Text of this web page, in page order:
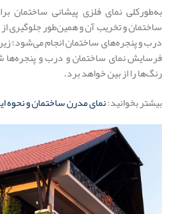
به‌طورکلی نمای فلزی پیشانی ساختمان
ساختمان و تخریب آن و همین‌طور جلوگیری
درب و پنجره‌های ساختمان انجام می‌شود؛
فرسایش نمای ساختمان و درب و پنجره‌ها
رنگ‌ها را از بین خواهد برد.
بیشتر بخوانید:نمای مدرن ساختمان و نحوه